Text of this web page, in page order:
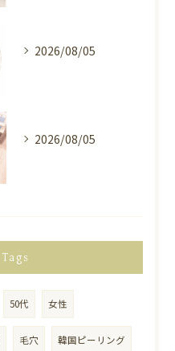
2026/08/05
2026/08/05
Tags
50代 女性
毛穴 韓国ピーリング